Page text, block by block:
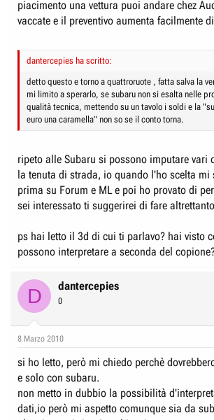
piacimento una vettura puoi andare chez
vaccate e il preventivo aumenta facilmente
dantercepies ha scritto:
detto questo e torno a quattroruote , fatta salva la
mi limito a sperarlo, se subaru non si esalta nelle
qualità tecnica, mettendo su un tavolo i soldi e la
euro una caramella" non so se il conto torna.
ripeto alle Subaru si possono imputare vari
la tenuta di strada, io quando l'ho scelta mi
prima su Forum e ML e poi ho provato di
sei interessato ti suggerirei di fare
ps hai letto il 3d di cui ti parlavo? hai visto
possono interpretare a seconda del
D dantercepies
0
8 Marzo 2010
si ho letto, però mi chiedo perchè
e solo con subaru.
non metto in dubbio la possibilità
dati,io però mi aspetto comunque sia da